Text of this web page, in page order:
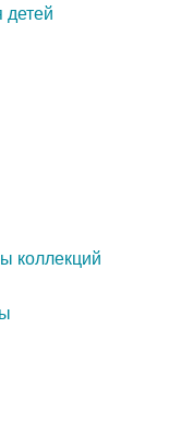
детей
коллекций